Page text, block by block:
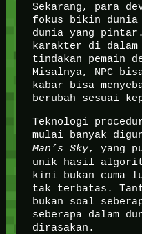
Sekarang, para
fokus bikin
dunia yang
karakter di dalam
tindakan pemain
Misalnya, NPC
kabar bisa
berubah sesuai
Teknologi
mulai banyak
Man’s Sky, yang
unik hasil
kini bukan cuma
tak terbatas.
bukan soal
seberapa dalam
dirasakan.